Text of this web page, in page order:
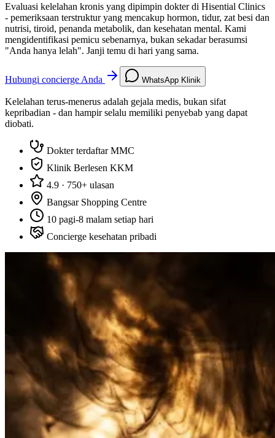
Evaluasi kelelahan kronis yang dipimpin dokter di Hisential Clinics
- pemeriksaan terstruktur yang mencakup hormon, tidur, zat besi dan
nutrisi, tiroid, penanda metabolik, dan kesehatan mental. Kami
mengidentifikasi pemicu sebenarnya, bukan sekadar berasumsi
"Anda hanya lelah". Janji temu di hari yang sama.
Hubungi concierge Anda WhatsApp Klinik
Kelelahan terus-menerus adalah gejala medis, bukan sifat
kepribadian - dan hampir selalu memiliki penyebab yang dapat
diobati.
Dokter terdaftar MMC
Klinik Berlesen KKM
4.9 · 750+ ulasan
Bangsar Shopping Centre
10 pagi-8 malam setiap hari
Concierge kesehatan pribadi